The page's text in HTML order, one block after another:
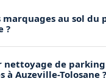
marquages au sol du
?
la sécurité de votre
nettoyage de
à Auzeville-Tolosane ?